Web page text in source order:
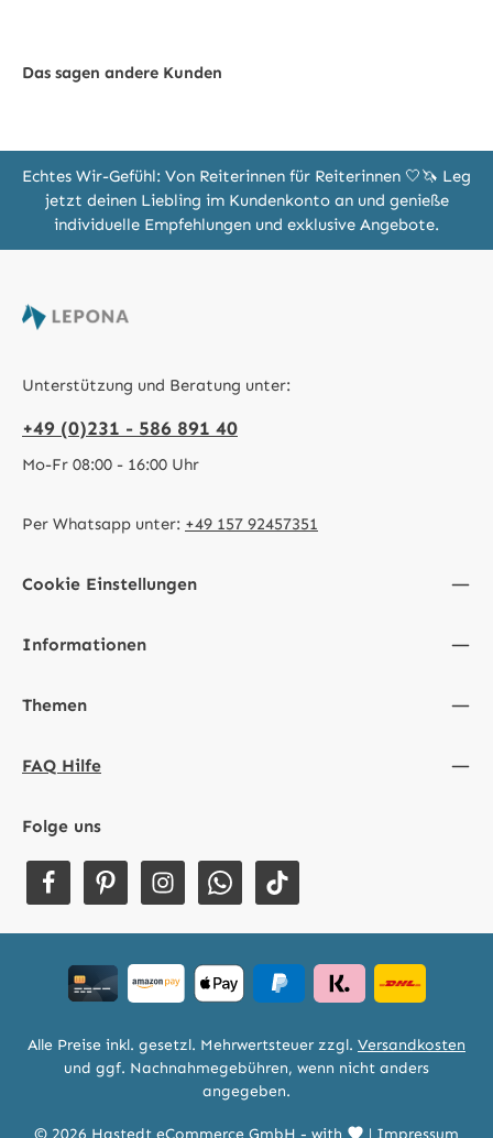
Das sagen andere Kunden
Echtes Wir-Gefühl: Von Reiterinnen für Reiterinnen 🤍🦄 Leg
jetzt deinen Liebling im Kundenkonto an und genieße
individuelle Empfehlungen und exklusive Angebote.
Unterstützung und Beratung unter:
+49 (0)231 - 586 891 40
Mo-Fr 08:00 - 16:00 Uhr
Per Whatsapp unter: +49 157 92457351
Cookie Einstellungen
Informationen
Themen
FAQ Hilfe
Folge uns
© 2026 Hastedt eCommerce GmbH - with | Impressum
Alle Preise inkl. gesetzl. Mehrwertsteuer zzgl. Versandkosten
und ggf. Nachnahmegebühren, wenn nicht anders
angegeben.